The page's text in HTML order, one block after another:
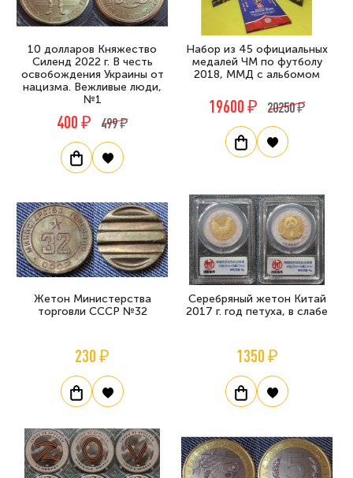
10 долларов Княжество
Силенд 2022 г. В честь
освобождения Украины от
нацизма. Вежливые люди,
№1
400 ₽ 499 ₽
Набор из 45 официальных
медалей ЧМ по футболу
2018, ММД с альбомом
19600 ₽ 20250 ₽
Жетон Министерства
торговли СССР №32
230 ₽
Серебряный жетон Китай
2017 г. год петуха, в слабе
1350 ₽